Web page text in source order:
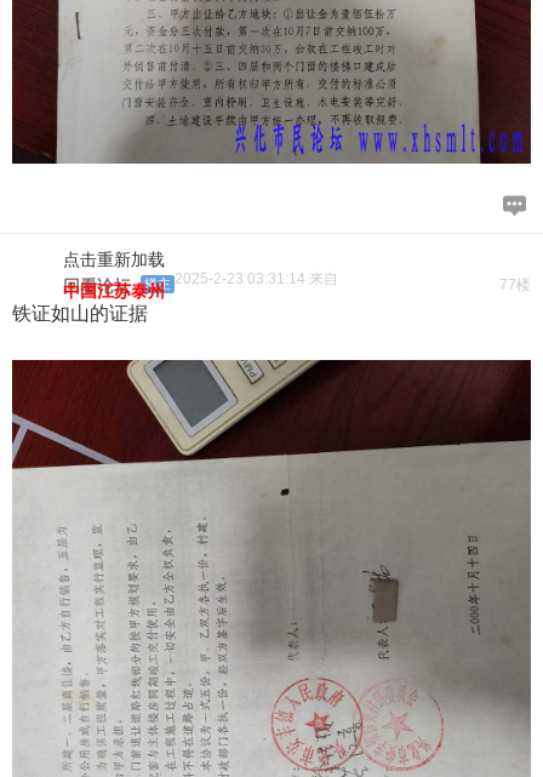
点击重新加载
77楼
回看论坛 楼主 2025-2-23 03:31:14 来自
中国江苏泰州
铁证如山的证据